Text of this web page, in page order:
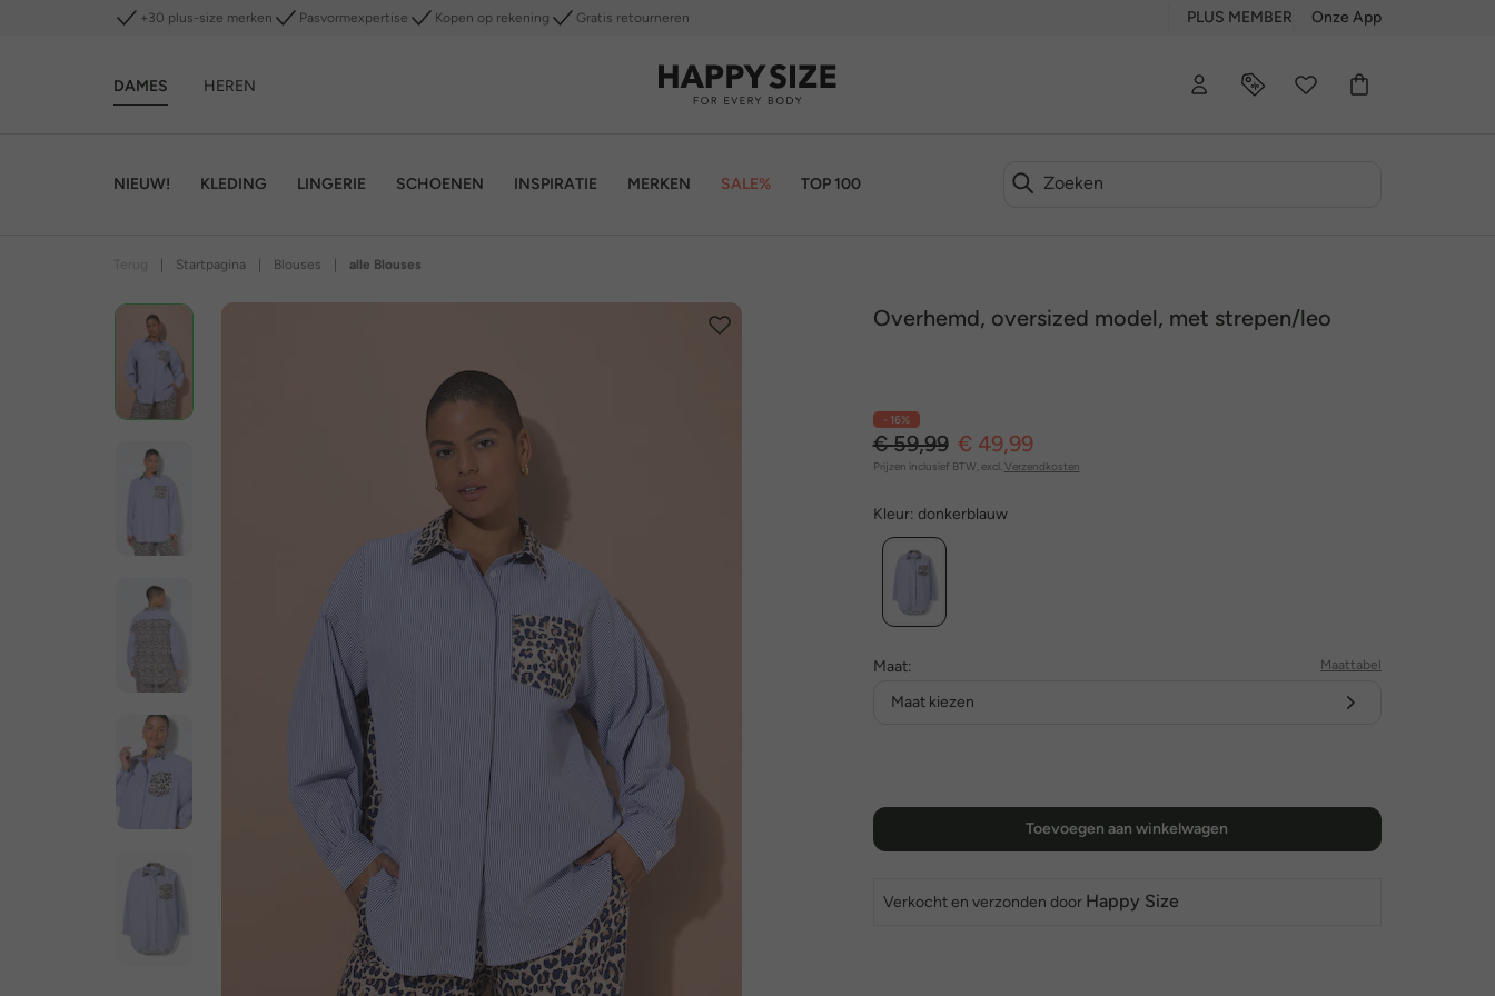
+30 plus-size merken Pasvormexpertise Kopen op rekening Gratis retourneren PLUS MEMBER Onze App
DAMES HEREN
NIEUW! KLEDING LINGERIE SCHOENEN INSPIRATIE MERKEN SALE% TOP 100
Startpagina Blouses alle Blouses
Overhemd, oversized model, met strepen/leo
- 16%
€ 59,99 € 49,99
Prijzen inclusief BTW, excl. Verzendkosten
Kleur: donkerblauw
Maat: Maattabel
Maat kiezen
Toevoegen aan winkelwagen
Verkocht en verzonden door Happy Size